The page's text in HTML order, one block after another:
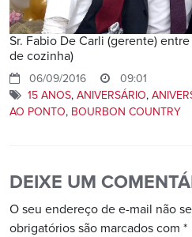
Sr. Fabio De Carli (gerente)
de cozinha)
06/09/2016
09:01
15 ANOS, ANIVERSÁRIO,
AO PONTO, BOURBON COUNTRY
DEIXE UM
O seu endereço de e-mail não
obrigatórios são marcados com *